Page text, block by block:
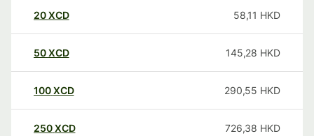
20XCD 58,11 HKD
50XCD 145,28 HKD
100XCD 290,55 HKD
250XCD 726,38 HKD